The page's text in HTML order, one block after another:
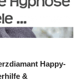
Happy-
&